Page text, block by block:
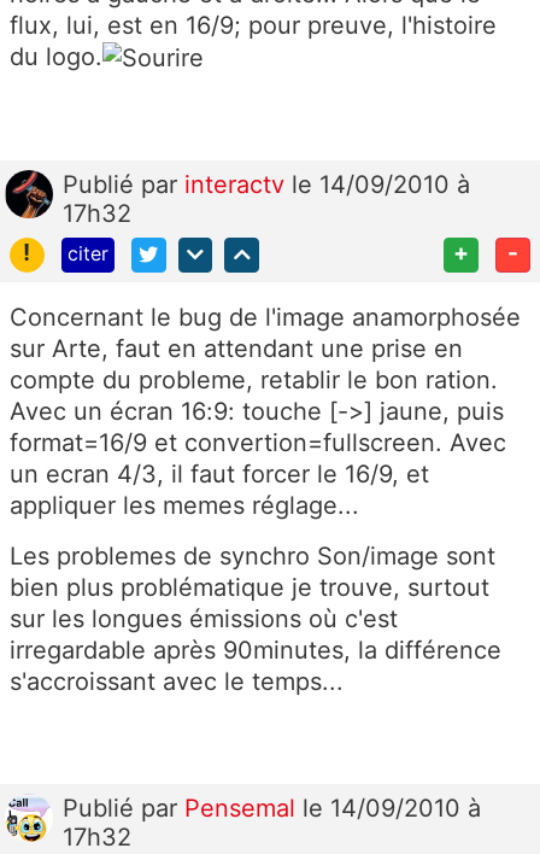
flux, lui, est en 16/9; pour preuve, l'histoire
du logo.
Publié par interactv le 14/09/2010 à
17h32
!
citer + -
Concernant le bug de l'image anamorphosée
sur Arte, faut en attendant une prise en
compte du probleme, retablir le bon ration.
Avec un écran 16:9: touche [->] jaune, puis
format=16/9 et convertion=fullscreen. Avec
un ecran 4/3, il faut forcer le 16/9, et
appliquer les memes réglage...
Les problemes de synchro Son/image sont
bien plus problématique je trouve, surtout
sur les longues émissions où c'est
irregardable après 90minutes, la différence
s'accroissant avec le temps...
Publié par Pensemal le 14/09/2010 à
17h32